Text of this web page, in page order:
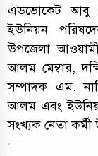
এডভোকেট আবু
ইউনিয়ন
উপজেলা আওয়ামী
আলম মেম্বার,
সম্পাদক এম.
আলম এবং
সংখ্যক নেতা কর্মী